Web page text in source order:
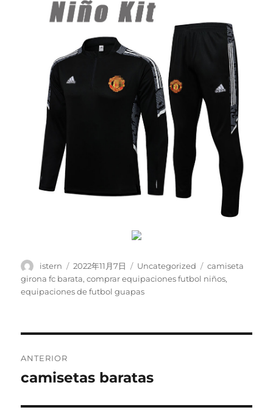
Autor
istern
Publicado
el
2022年11月7日 Categorías
Uncategorized Etiquetas
camiseta
girona fc barata,comprar equipaciones futbol niños,
equipaciones de futbol guapas
de
ANTERIOR
Entrada
camisetas baratas